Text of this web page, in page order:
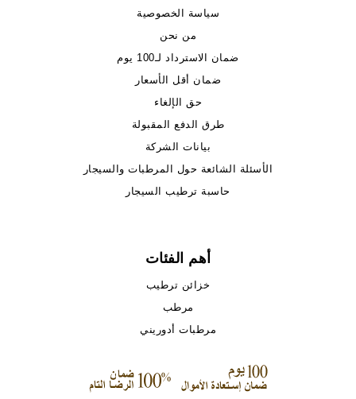
سياسة الخصوصية
من نحن
ضمان الاسترداد لـ100 يوم
ضمان أقل الأسعار
حق الإلغاء
طرق الدفع المقبولة
بيانات الشركة
الأسئلة الشائعة حول المرطبات والسيجار
حاسبة ترطيب السيجار
أهم الفئات
خزائن ترطيب
مرطب
مرطبات أدوريني